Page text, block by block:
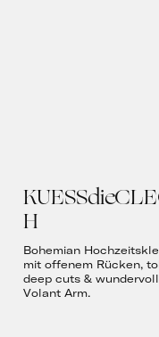
H
Bohemian
mit offenem Rücken,
deep cuts &
Volant Arm.